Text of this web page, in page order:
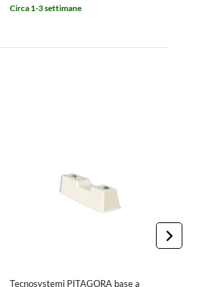
Circa 1-3 settimane
Tecnosystemi PITAGORA base a